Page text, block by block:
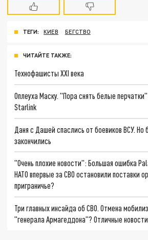
ТЕГИ: КИЕВ БЕГСТВО
ЧИТАЙТЕ ТАКЖЕ:
Технофашисты XXI века
Оплеуха Маску. "Пора снять белые
Starlink
Даня с Дашей спаслись от боевиков ВСУ.
закончились
"Очень плохие новости": Большая ошибка
НАТО впервые за СВО остановили поставки
приграничье?
Три главных инсайда об СВО. Отмена
"генерала Армагеддона"? Отличные